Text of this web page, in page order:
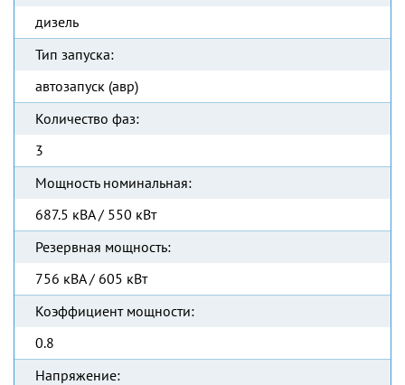
дизель
Тип запуска:
автозапуск (авр)
Количество фаз:
3
Мощность номинальная:
687.5 кВА / 550 кВт
Резервная мощность:
756 кВА / 605 кВт
Коэффициент мощности:
0.8
Напряжение: